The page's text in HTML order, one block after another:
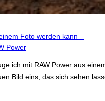
Foto werden kann –
Power
ich mit RAW Power aus
Bild eins, das sich sehen